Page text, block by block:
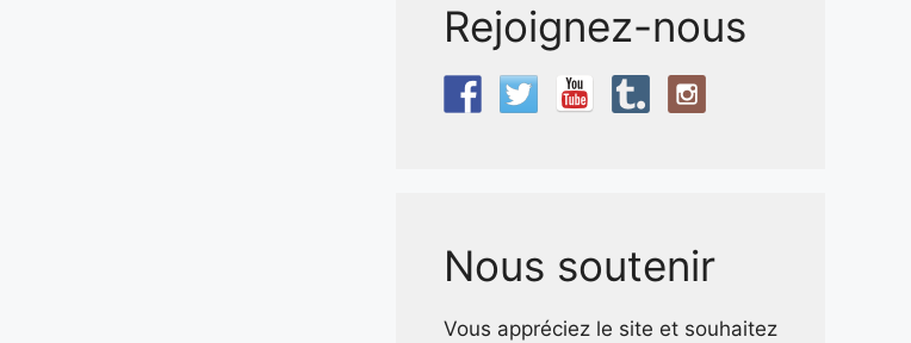
Rejoignez-nous
Nous soutenir
Vous appréciez le site et souhaitez